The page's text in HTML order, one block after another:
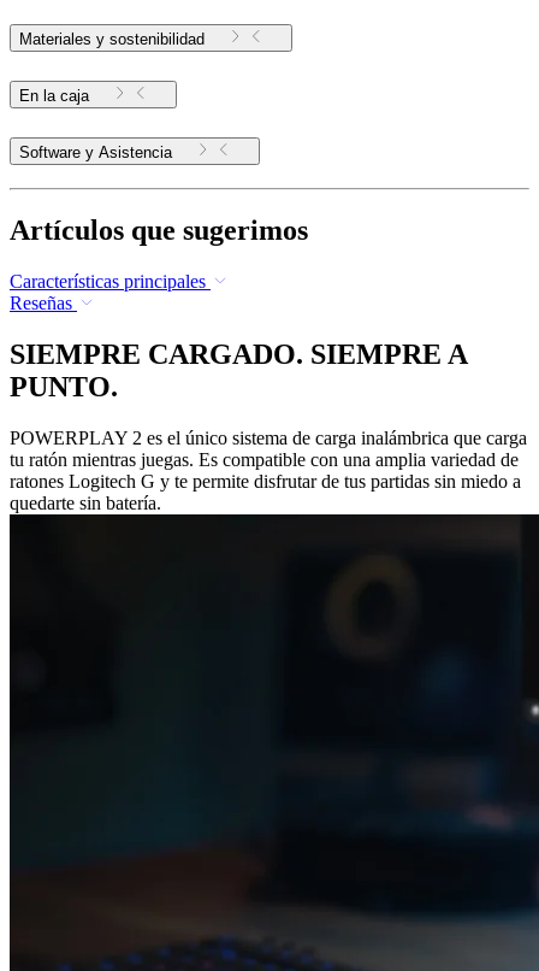
Materiales y sostenibilidad
En la caja
Software y Asistencia
Artículos que sugerimos
Características principales
Reseñas
SIEMPRE CARGADO. SIEMPRE A
PUNTO.
POWERPLAY 2 es el único sistema de carga inalámbrica que carga
tu ratón mientras juegas. Es compatible con una amplia variedad de
ratones Logitech G y te permite disfrutar de tus partidas sin miedo a
quedarte sin batería.